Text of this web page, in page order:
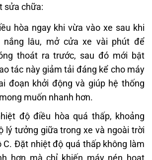
sửa chữa:
hòa ngay khi vừa vào xe sau khi
nắng lâu, mở cửa xe vài phút để
thoát ra trước, sau đó mới bật
tác này giảm tải đáng kể cho máy
đoạn khởi động và giúp hệ thống
muốn nhanh hơn.
độ điều hòa quá thấp, khoảng
lý tưởng giữa trong xe và ngoài trời
C. Đặt nhiệt độ quá thấp không làm
hơn mà chỉ khiến máy nén hoạt